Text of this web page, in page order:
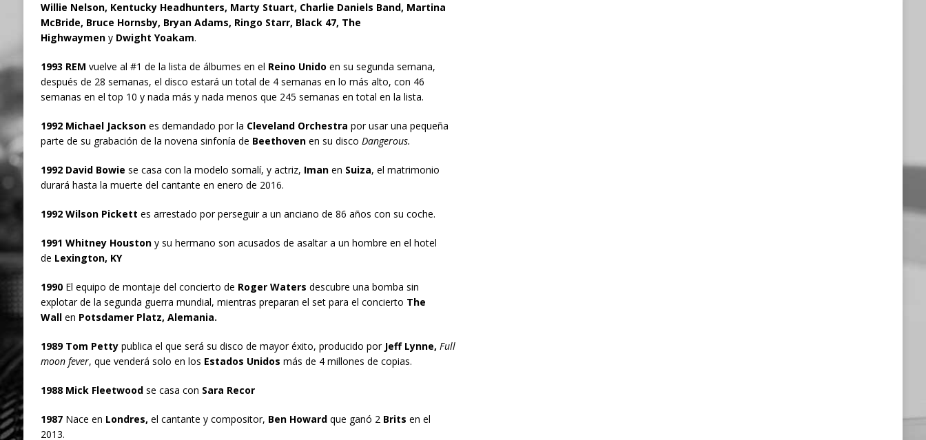
Willie Nelson, Kentucky Headhunters, Marty Stuart, Charlie Daniels Band, Martina
McBride, Bruce Hornsby, Bryan Adams, Ringo Starr, Black 47, The
Highwaymeny Dwight Yoakam.
1993 REM vuelve al #1 de la lista de álbumes en el Reino Unido en su segunda semana,
después de 28 semanas, el disco estará un total de 4 semanas en lo más alto, con 46
semanas en el top 10 y nada más y nada menos que 245 semanas en total en la lista.
1992 Michael Jacksones demandado por la Cleveland Orchestra por usar una pequeña
parte de su grabación de la novena sinfonía de Beethovenen su disco Dangerous.
1992 David Bowie se casa con la modelo somalí, y actriz, Imanen Suiza, el matrimonio
durará hasta la muerte del cantante en enero de 2016.
1992 Wilson Pickett es arrestado por perseguir a un anciano de 86 años con su coche.
1991 Whitney Houstony su hermano son acusados de asaltar a un hombre en el hotel
de Lexington, KY
1990El equipo de montaje del concierto de Roger Waters descubre una bomba sin
explotar de la segunda guerra mundial, mientras preparan el set para el concierto The
Wallen Potsdamer Platz, Alemania.
1989 Tom Pettypublica el que será su disco de mayor éxito, producido por Jeff Lynne, Full
moon fever, que venderá solo en los Estados Unidos más de 4 millones de copias.
1988 Mick Fleetwoodse casa con Sara Recor
1987Nace en Londres, el cantante y compositor, Ben Howardque ganó 2Brits en el
2013.